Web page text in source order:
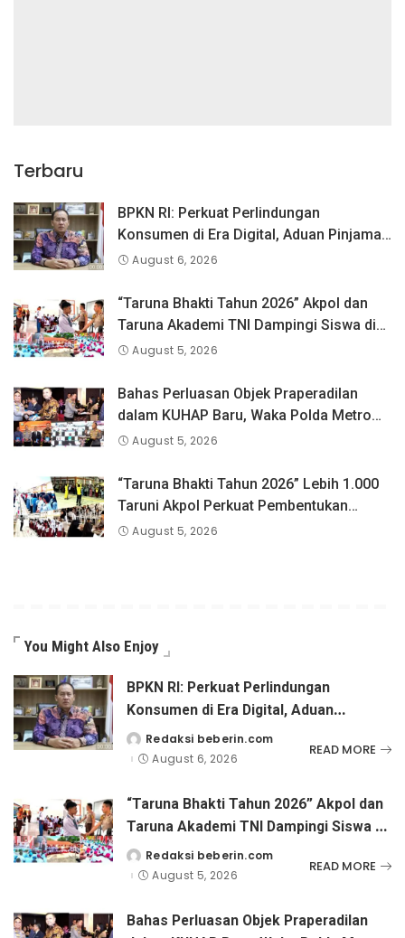
Terbaru
BPKN RI: Perkuat Perlindungan
Konsumen di Era Digital, Aduan Pinjaman
Online Masih Menjadi Perhatian Serius
August 6, 2026
“Taruna Bhakti Tahun 2026” Akpol dan
Taruna Akademi TNI Dampingi Siswa di
73 Sekolah Rakyat
August 5, 2026
Bahas Perluasan Objek Praperadilan
dalam KUHAP Baru, Waka Polda Metro
Jaya Buka Seminar Hukum
August 5, 2026
“Taruna Bhakti Tahun 2026” Lebih 1.000
Taruni Akpol Perkuat Pembentukan
Karakter Siswa Sekolah Rakyat
August 5, 2026
You Might Also Enjoy
BPKN RI: Perkuat Perlindungan
Konsumen di Era Digital, Aduan
Pinjaman Online Masih Menjadi
Perhatian Serius
Posted
by
Redaksi beberin.com
August 6, 2026
READ MORE
“Taruna Bhakti Tahun 2026” Akpol dan
Taruna Akademi TNI Dampingi Siswa di
73 Sekolah Rakyat
Posted
by
Redaksi beberin.com
August 5, 2026
READ MORE
Bahas Perluasan Objek Praperadilan